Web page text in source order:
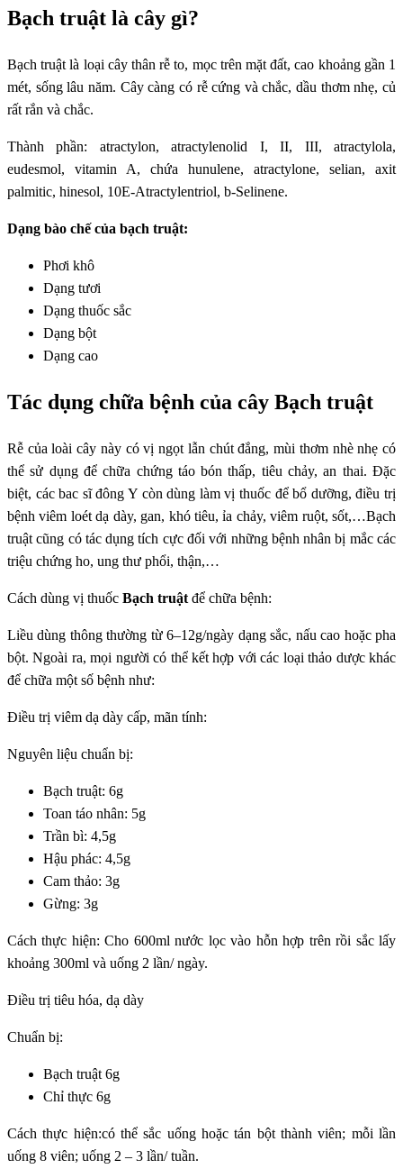
Bạch truật là cây gì?
Bạch truật là loại cây thân rễ to, mọc trên mặt đất, cao khoảng gần 1
mét, sống lâu năm. Cây càng có rễ cứng và chắc, dầu thơm nhẹ, củ
rất rắn và chắc.
Thành phần: atractylon, atractylenolid I, II, III, atractylola,
eudesmol, vitamin A, chứa hunulene, atractylone, selian, axit
palmitic, hinesol, 10E-Atractylentriol, b-Selinene.
Dạng bào chế của bạch truật:
Phơi khô
Dạng tươi
Dạng thuốc sắc
Dạng bột
Dạng cao
Tác dụng chữa bệnh của cây Bạch truật
Rễ của loài cây này có vị ngọt lẫn chút đắng, mùi thơm nhè nhẹ có
thể sử dụng để chữa chứng táo bón thấp, tiêu chảy, an thai. Đặc
biệt, các bac sĩ đông Y còn dùng làm vị thuốc để bổ dưỡng, điều trị
bệnh viêm loét dạ dày, gan, khó tiêu, ỉa chảy, viêm ruột, sốt,…Bạch
truật cũng có tác dụng tích cực đối với những bệnh nhân bị mắc các
triệu chứng ho, ung thư phổi, thận,…
Cách dùng vị thuốc Bạch truật để chữa bệnh:
Liều dùng thông thường từ 6–12g/ngày dạng sắc, nấu cao hoặc pha
bột. Ngoài ra, mọi người có thể kết hợp với các loại thảo dược khác
để chữa một số bệnh như:
Điều trị viêm dạ dày cấp, mãn tính:
Nguyên liệu chuẩn bị:
Bạch truật: 6g
Toan táo nhân: 5g
Trần bì: 4,5g
Hậu phác: 4,5g
Cam thảo: 3g
Gừng: 3g
Cách thực hiện: Cho 600ml nước lọc vào hỗn hợp trên rồi sắc lấy
khoảng 300ml và uống 2 lần/ ngày.
Điều trị tiêu hóa, dạ dày
Chuẩn bị:
Bạch truật 6g
Chỉ thực 6g
Cách thực hiện:có thể sắc uống hoặc tán bột thành viên; mỗi lần
uống 8 viên; uống 2 – 3 lần/ tuần.